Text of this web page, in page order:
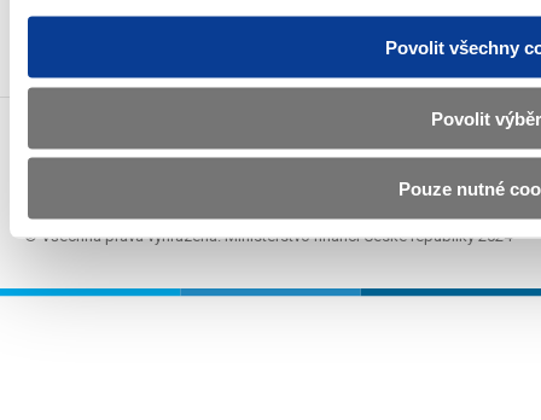
Povolit všechny
Povolit výběr
Pouze nutné
Povinné zveřejňované informace Prohlášení o přístupnosti
© Všechna práva vyhrazena. Ministerstvo financí České republiky 2024